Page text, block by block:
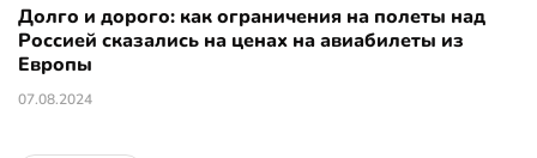
Долго и дорого: как ограничения на полеты над
Россией сказались на ценах на авиабилеты из
Европы
07.08.2024